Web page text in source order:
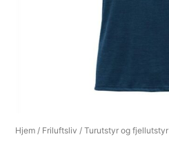
Hjem / Friluftsliv /Turutstyr og fjellutstyr